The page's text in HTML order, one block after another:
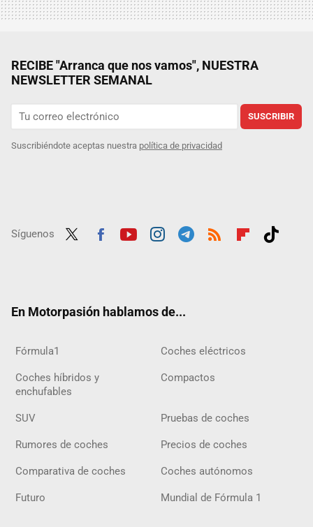
RECIBE "Arranca que nos vamos", NUESTRA
NEWSLETTER SEMANAL
SUSCRIBIR
Suscribiéndote aceptas nuestra política de privacidad
Síguenos
En Motorpasión hablamos de...
Fórmula1 Coches eléctricos
Coches híbridos y
enchufables
Compactos
SUV Pruebas de coches
Rumores de coches Precios de coches
Comparativa de coches Coches autónomos
Futuro Mundial de Fórmula 1